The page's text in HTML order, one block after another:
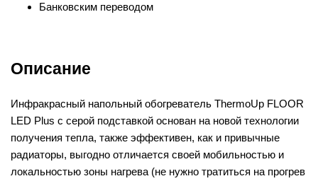
Банковским переводом
Описание
Инфракрасный напольный обогреватель ThermoUp FLOOR
LED Plus с серой подставкой основан на новой технологии
получения тепла, также эффективен, как и привычные
радиаторы, выгодно отличается своей мобильностью и
локальностью зоны нагрева (не нужно тратиться на прогрев